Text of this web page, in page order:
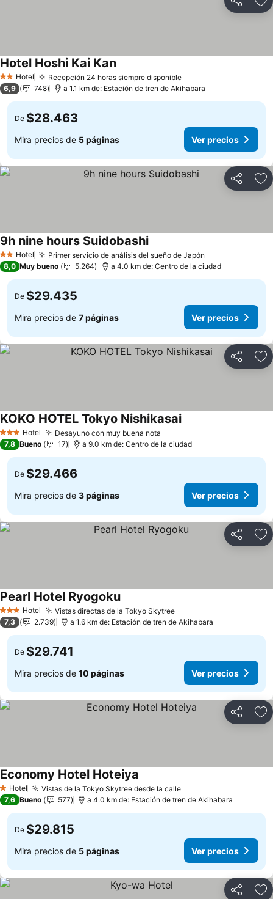
Compartir
2 Estrellas
Hotel Recepción 24 horas siempre disponible
Hotel Hoshi Kai Kan
6,9 748 a 1.1 km de: Estación de tren de Akihabara
De $28.463
Mira precios de 5 páginas Ver precios
Compartir
2 Estrellas
Hotel Primer servicio de análisis del sueño de Japón
9h nine hours Suidobashi
8,0 Muy bueno 5.264 a 4.0 km de: Centro de la ciudad
De $29.435
Mira precios de 7 páginas Ver precios
Compartir
3 Estrellas
Hotel Desayuno con muy buena nota
KOKO HOTEL Tokyo Nishikasai
7,8 Bueno 17 a 9.0 km de: Centro de la ciudad
De $29.466
Mira precios de 3 páginas Ver precios
Compartir
3 Estrellas
Hotel Vistas directas de la Tokyo Skytree
Pearl Hotel Ryogoku
7,3 2.739 a 1.6 km de: Estación de tren de Akihabara
De $29.741
Mira precios de 10 páginas Ver precios
Compartir
1 Estrellas
Hotel Vistas de la Tokyo Skytree desde la calle
Economy Hotel Hoteiya
7,6 Bueno 577 a 4.0 km de: Estación de tren de Akihabara
De $29.815
Mira precios de 5 páginas Ver precios
Compartir